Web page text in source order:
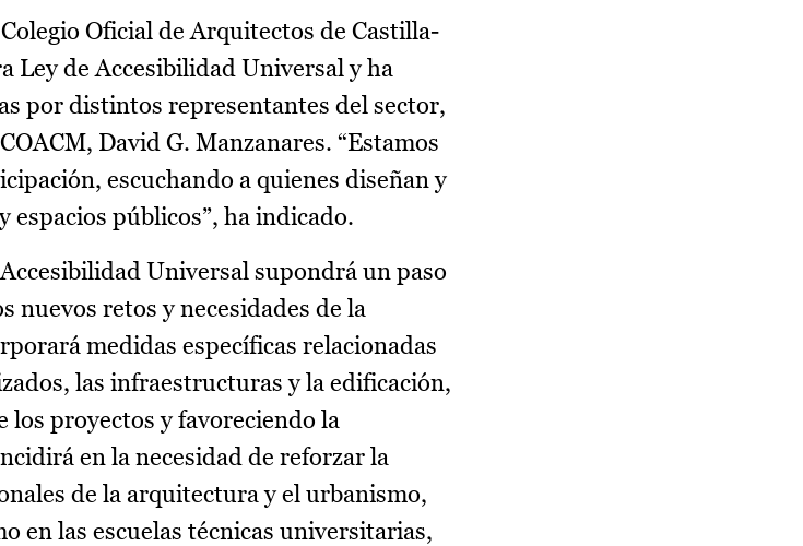
Oficial de Arquitectos de Castilla-
Ley de Accesibilidad Universal y ha
por distintos representantes del sector,
David G. Manzanares. “Estamos
escuchando a quienes diseñan y
públicos”, ha indicado.
Universal supondrá un paso
nuevos retos y necesidades de la
medidas específicas relacionadas
las infraestructuras y la edificación,
los proyectos y favoreciendo la
en la necesidad de reforzar la
de la arquitectura y el urbanismo,
en las escuelas técnicas universitarias,